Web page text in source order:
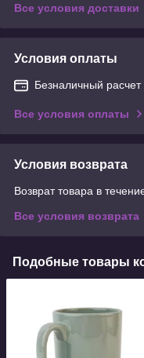
Все условия доставки
Условия оплаты
Безналичный расчет
Все условия оплаты
Условия возврата
Возврат товара в
Все условия возврата
Подобные товары